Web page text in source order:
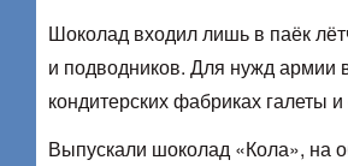
Шоколад входил лишь в паёк
и подводников. Для нужд армии
кондитерских фабриках галеты и
Выпускали шоколад «Кола», на